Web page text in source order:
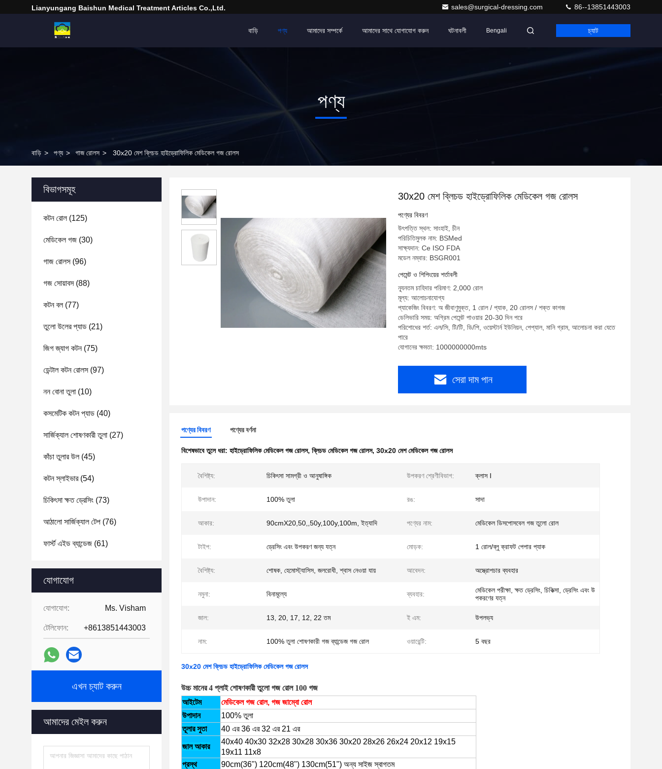
Lianyungang Baishun Medical Treatment Articles Co.,Ltd. sales@surgical-dressing.com 86--13851443003
বাড়ি পণ্য আমাদের সম্পর্কে আমাদের সাথে যোগাযোগ করুন ঘটনাবলী Bengali চ্যাট
পণ্য
বাড়ি > পণ্য > গাজ রোলস > 30x20 মেশ ব্লিচড হাইড্রোফিলিক মেডিকেল গজ রোলস
বিভাগসমূহ
কটন রোল(125)
মেডিকেল গজ (30)
গাজ রোলস(96)
গজ সোয়াবস(88)
কটন বল(77)
তুলো উলের প্যাড (21)
জিগ জ্যাগ কটন(75)
ডেন্টাল কটন রোলস(97)
নন বোনা তুলা (10)
কসমেটিক কটন প্যাড (40)
সার্জিক্যাল শোষণকারী তুলা (27)
কাঁচা তুলার উল(45)
কটন স্লাইভার(54)
চিকিৎসা ক্ষত ড্রেসিং (73)
আঠালো সার্জিক্যাল টেপ (76)
ফার্স্ট এইড ব্যান্ডেজ (61)
যোগাযোগ
যোগাযোগ: Ms. Visham
টেলিফোন: +8613851443003
এখন চ্যাট করুন
আমাদের মেইল করুন
30x20 মেশ ব্লিচড হাইড্রোফিলিক মেডিকেল গজ রোলস
পণ্যের বিবরণ
উৎপত্তি স্থল: সাংহাই, চীন
পরিচিতিমুলক নাম: BSMed
সাক্ষ্যদান: Ce ISO FDA
মডেল নম্বার: BSGR001
পেমেন্ট ও শিপিংয়ের শর্তাবলী
ন্যূনতম চাহিদার পরিমাণ: 2,000 রোল
মূল্য: আলোচনাযোগ্য
প্যাকেজিং বিবরণ: অ জীবাণুমুক্ত, 1 রোল / প্যাক, 20 রোলস / শক্ত কাগজ
ডেলিভারি সময়: অগ্রিম পেমেন্ট পাওয়ার 20-30 দিন পরে
পরিশোধের শর্ত: এল/সি, টি/টি, ডি/পি, ওয়েস্টার্ন ইউনিয়ন, পেপ্যাল, মানি গ্রাম, আলোচনা করা যেতে
পারে
যোগানের ক্ষমতা: 1000000000mts
সেরা দাম পান
পণ্যের বিবরণ পণ্যের বর্ণনা
বিশেষভাবে তুলে ধরা: হাইড্রোফিলিক মেডিকেল গজ রোলস, ব্লিচড মেডিকেল গজ রোলস, 30x20 মেশ মেডিকেল গজ রোলস
বৈশিষ্ট্য: চিকিৎসা সামগ্রী ও আনুষাঙ্গিক উপকরণ শ্রেণীবিভাগ: ক্লাস I
উপাদান: 100% তুলা রঙ: সাদা
আকার: 90cmX20,50,,50y,100y,100m, ইত্যাদি পণ্যের নাম: মেডিকেল ডিসপোসবেল গজ তুলো রোল
টাইপ: ড্রেসিং এবং উপকরণ জন্য যত্ন মোড়ক: 1 রোল/ব্লু ক্রাফট পেপার প্যাক
বৈশিষ্ট্য: শোষক, হেমোস্ট্যাসিস, জলরোধী, শ্বাস নেওয়া যায় আবেদন: অস্ত্রোপচার ব্যবহার
নমুনা: বিনামূল্যে ব্যবহার:
মেডিকেল পরীক্ষা, ক্ষত ড্রেসিং, চিকিত্সা, ড্রেসিং এবং উ
পকরণের যত্ন
জাল: 13, 20, 17, 12, 22 তম ই এম: উপলভ্য
নাম: 100% তুলা শোষণকারী গজ ব্যান্ডেজ গজ রোল ওয়ারেন্টি: 5 বছর
30x20 মেশ ব্লিচড হাইড্রোফিলিক মেডিকেল গজ রোলস
উচ্চ মানের 4 প্লাই শোষণকারী তুলো গজ রোল 100 গজ
আইটেম
মেডিকেল গজ রোল, গজ জাম্বো রোল
উপাদান
100% তুলা
তূলার সুতা
40 এর 36 এর 32 এর 21 এর
জাল আকার
40x40 40x30 32x28 30x28 30x36 30x20 28x26 26x24 20x12 19x15
19x11 11x8
প্রস্থ
90cm(36") 120cm(48") 130cm(51") অন্য সাইজ স্বাগতম